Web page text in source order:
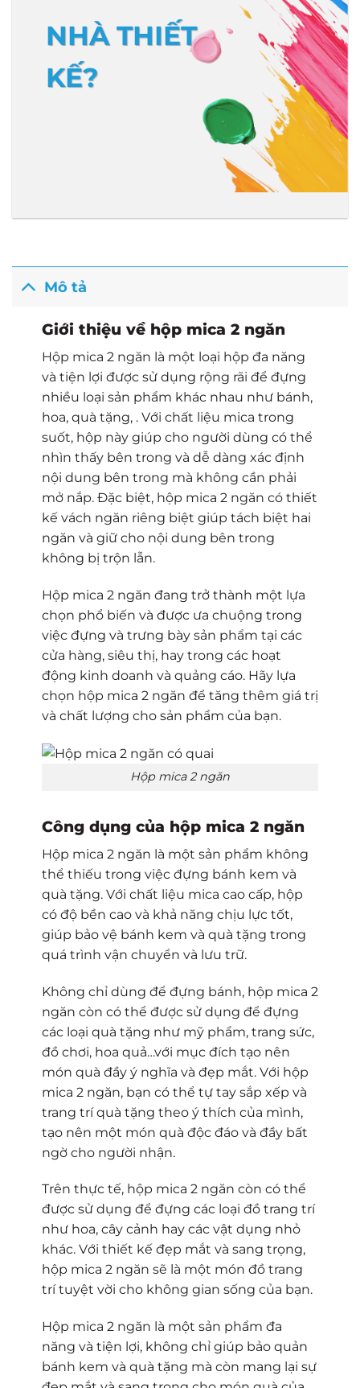
NHÀ THIẾT
KẾ?
Mô tả
Giới thiệu về hộp mica 2 ngăn
Hộp mica 2 ngăn là một loại hộp đa năng
và tiện lợi được sử dụng rộng rãi để đựng
nhiều loại sản phẩm khác nhau như bánh,
hoa, quà tặng, . Với chất liệu mica trong
suốt, hộp này giúp cho người dùng có thể
nhìn thấy bên trong và dễ dàng xác định
nội dung bên trong mà không cần phải
mở nắp. Đặc biệt, hộp mica 2 ngăn có thiết
kế vách ngăn riêng biệt giúp tách biệt hai
ngăn và giữ cho nội dung bên trong
không bị trộn lẫn.
Hộp mica 2 ngăn đang trở thành một lựa
chọn phổ biến và được ưa chuộng trong
việc đựng và trưng bày sản phẩm tại các
cửa hàng, siêu thị, hay trong các hoạt
động kinh doanh và quảng cáo. Hãy lựa
chọn hộp mica 2 ngăn để tăng thêm giá trị
và chất lượng cho sản phẩm của bạn.
Hộp mica 2 ngăn
Công dụng của hộp mica 2 ngăn
Hộp mica 2 ngăn là một sản phẩm không
thể thiếu trong việc đựng bánh kem và
quà tặng. Với chất liệu mica cao cấp, hộp
có độ bền cao và khả năng chịu lực tốt,
giúp bảo vệ bánh kem và quà tặng trong
quá trình vận chuyển và lưu trữ.
Không chỉ dùng để đựng bánh, hộp mica 2
ngăn còn có thể được sử dụng để đựng
các loại quà tặng như mỹ phẩm, trang sức,
đồ chơi, hoa quả…với mục đích tạo nên
món quà đầy ý nghĩa và đẹp mắt. Với hộp
mica 2 ngăn, bạn có thể tự tay sắp xếp và
trang trí quà tặng theo ý thích của mình,
tạo nên một món quà độc đáo và đầy bất
ngờ cho người nhận.
Trên thực tế, hộp mica 2 ngăn còn có thể
được sử dụng để đựng các loại đồ trang trí
như hoa, cây cảnh hay các vật dụng nhỏ
khác. Với thiết kế đẹp mắt và sang trọng,
hộp mica 2 ngăn sẽ là một món đồ trang
trí tuyệt vời cho không gian sống của bạn.
Hộp mica 2 ngăn là một sản phẩm đa
năng và tiện lợi, không chỉ giúp bảo quản
bánh kem và quà tặng mà còn mang lại sự